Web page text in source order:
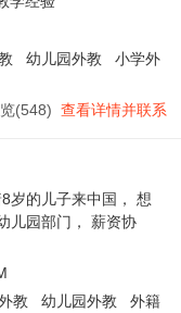
幼儿园外教
小学外
(548) 查看详情并联系
岁的儿子来中国， 想
儿园部门， 薪资协
教 幼儿园外教
外籍